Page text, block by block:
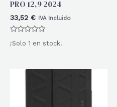
PRO 12,9 2024
33,52 € IVA Incluido
con
¡Solo 1 en stock!